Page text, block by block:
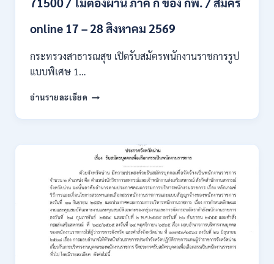
8
online 17 – 28 สิงหาคม 2569
กระทรวงสาธารณสุข เปิดรับสมัครพนักงานราชการรูป
แบบพิเศษ 1…
อ่านรายละเอียด กระทรวง
เปิด
สมัคร
พนักงาน
ราชการ
รูป
แบบ
พิเศษ
111
อัตรา
/
ปวส.